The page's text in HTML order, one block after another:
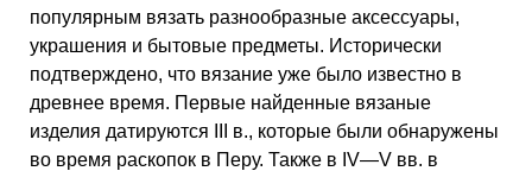
популярным вязать разнообразные аксессуары,
украшения и бытовые предметы. Исторически
подтверждено, что вязание уже было известно в
древнее время. Первые найденные вязаные
изделия датируются III в., которые были обнаружены
во время раскопок в Перу. Также в IV—V вв. в